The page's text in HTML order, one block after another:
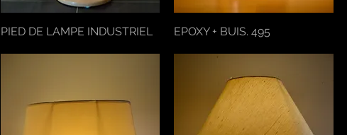
Aperçu rapide
PIED DE LAMPE INDUSTRIEL Aperçu rapide
EPOXY + BUIS. 495